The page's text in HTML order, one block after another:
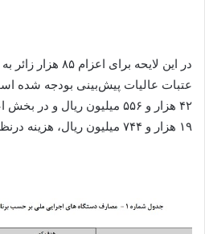
عتبات عالیات پیش‌بینی بودجه شده
۴۲ هزار و ۵۵۶ میلیون ریال و
۱۹ هزار و ۷۴۴ میلیون ریال، هزینه درنظر گرفته شده است.